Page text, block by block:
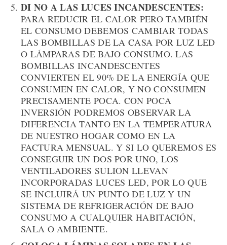
DI NO A LAS LUCES INCANDESCENTES:
PARA REDUCIR EL CALOR PERO TAMBIÉN
EL CONSUMO DEBEMOS CAMBIAR TODAS
LAS BOMBILLAS DE LA CASA POR LUZ LED
O LÁMPARAS DE BAJO CONSUMO. LAS
BOMBILLAS INCANDESCENTES
CONVIERTEN EL 90% DE LA ENERGÍA QUE
CONSUMEN EN CALOR, Y NO CONSUMEN
PRECISAMENTE POCA. CON POCA
INVERSIÓN PODREMOS OBSERVAR LA
DIFERENCIA TANTO EN LA TEMPERATURA
DE NUESTRO HOGAR COMO EN LA
FACTURA MENSUAL. Y SI LO QUEREMOS ES
CONSEGUIR UN DOS POR UNO, LOS
VENTILADORES SULION LLEVAN
INCORPORADAS LUCES LED, POR LO QUE
SE INCLUIRÁ UN PUNTO DE LUZ Y UN
SISTEMA DE REFRIGERACIÓN DE BAJO
CONSUMO A CUALQUIER HABITACIÓN,
SALA O AMBIENTE.